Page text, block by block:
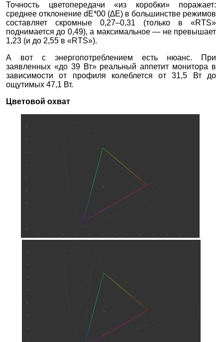
Точность цветопередачи «из коробки» поражает:
среднее отклонение dE*00 (∆E) в большинстве режимов
составляет скромные 0,27–0,31 (только в «RTS»
поднимается до 0,49), а максимальное — не превышает
1,23 (и до 2,55 в «RTS»).
А вот с энергопотреблением есть нюанс. При
заявленных «до 39 Вт» реальный аппетит монитора в
зависимости от профиля колеблется от 31,5 Вт до
ощутимых 47,1 Вт.
Цветовой охват